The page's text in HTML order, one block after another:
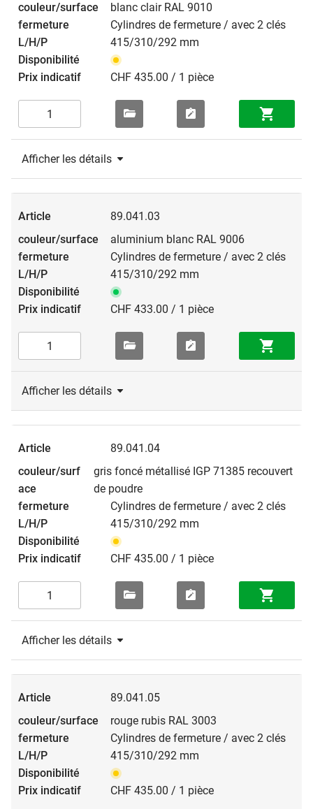
blanc clair RAL 9010
Cylindres de fermeture / avec 2 clés
415/310/292 mm
CHF 435.00 / 1 pièce
Afficher les détails
89.041.03
aluminium blanc RAL 9006
Cylindres de fermeture / avec 2 clés
415/310/292 mm
CHF 433.00 / 1 pièce
Afficher les détails
89.041.04
gris foncé métallisé IGP 71385 recouvert
de poudre
Cylindres de fermeture / avec 2 clés
415/310/292 mm
CHF 435.00 / 1 pièce
Afficher les détails
89.041.05
rouge rubis RAL 3003
Cylindres de fermeture / avec 2 clés
415/310/292 mm
CHF 435.00 / 1 pièce